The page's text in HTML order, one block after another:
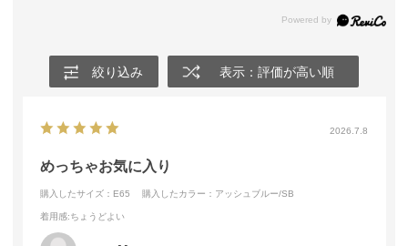
絞り込み 表示：評価が高い順
2026.7.8
めっちゃお気に入り
購入したサイズ：E65 購入したカラー：アッシュブルー/SB
着用感:ちょうどよい